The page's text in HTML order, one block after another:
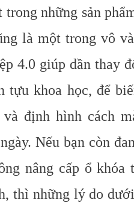
những sản
là một trong vô
4.0 giúp dần thay
tựu khoa học, để
định hình cách
Nếu bạn còn
nâng cấp ổ khóa
thì những lý do